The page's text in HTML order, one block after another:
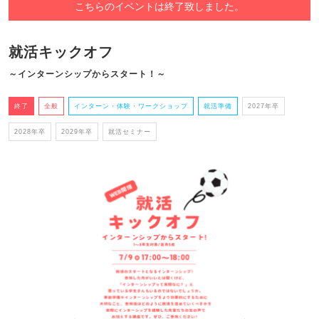
こちらのイベントは終了致しました。
就活キックオフ
～インターンシップからスタート！～
終了 全般 インターン・体験・ワークショップ 就活準備 2027年卒
2028年卒 2029年卒 就活セミナー